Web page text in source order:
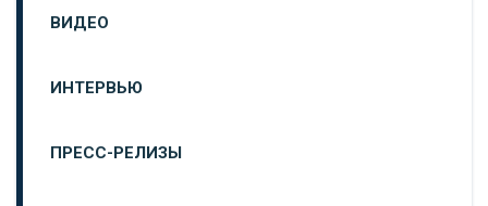
ВИДЕО
ИНТЕРВЬЮ
ПРЕСС-РЕЛИЗЫ